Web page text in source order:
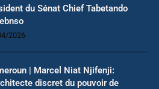
du Sénat Chief Tabetando
2026
| Marcel Niat Njifenji:
discret du pouvoir de